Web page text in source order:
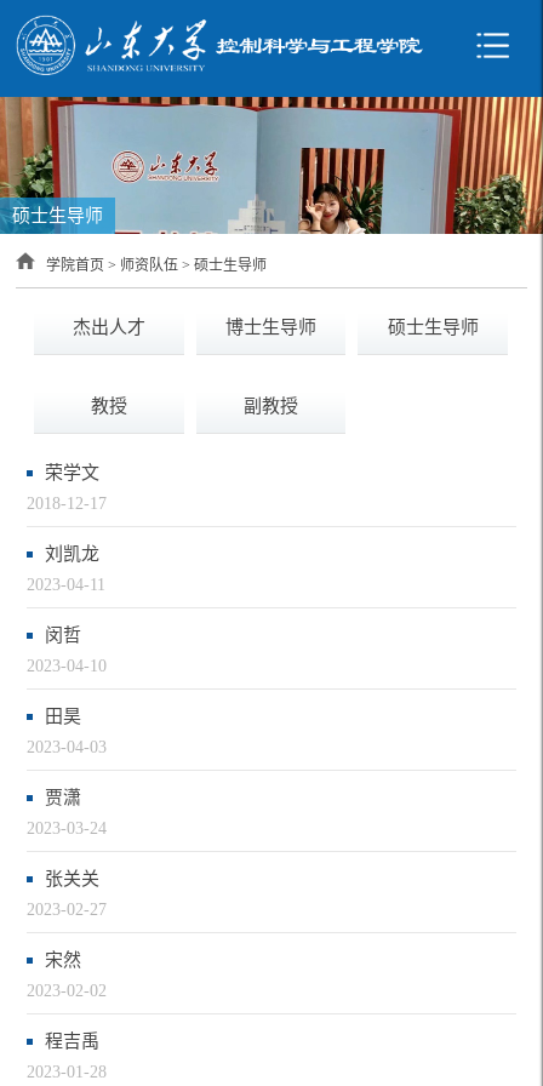
硕士生导师
学院首页 > 师资队伍 >硕士生导师
杰出人才 博士生导师 硕士生导师
教授 副教授
荣学文
2018-12-17
刘凯龙
2023-04-11
闵哲
2023-04-10
田昊
2023-04-03
贾潇
2023-03-24
张关关
2023-02-27
宋然
2023-02-02
程吉禹
2023-01-28